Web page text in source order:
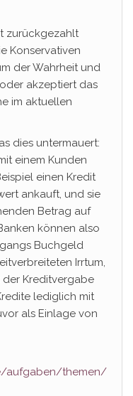
zurückgezahlt
Konservativen
der Wahrheit und
akzeptiert das
im aktuellen
dies untermauert:
einem Kunden
einen Kredit
ankauft, und sie
Betrag auf
können also
Buchgeld
Irrtum,
Kreditvergabe
lediglich mit
als Einlage von
aufgaben/themen/